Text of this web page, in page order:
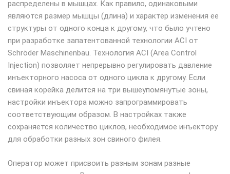
распределены в мышцах. Как правило, одинаковыми
являются размер мышцы (длина) и характер изменения ее
структуры от одного конца к другому, что было учтено
при разработке запатентованной технологии ACI от
Schröder Maschinenbau. Технология ACI (Area Control
Injection) позволяет непрерывно регулировать давление
инъекторного насоса от одного цикла к другому. Если
свиная корейка делится на три вышеупомянутые зоны,
настройки инъектора можно запрограммировать
соответствующим образом. В настройках также
сохраняется количество циклов, необходимое инъектору
для обработки разных зон свиного филея.
Оператор может присвоить разным зонам разные